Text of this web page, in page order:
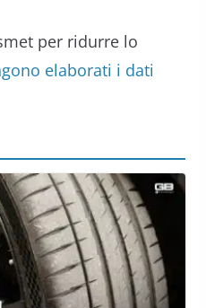
per ridurre lo
elaborati i dati